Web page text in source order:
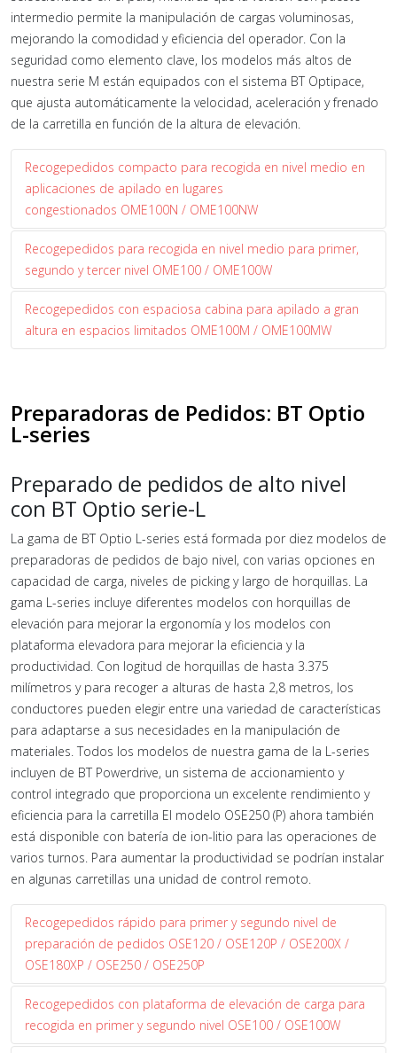
intermedio permite la manipulación de cargas voluminosas,
mejorando la comodidad y eficiencia del operador. Con la
seguridad como elemento clave, los modelos más altos de
nuestra serie M están equipados con el sistema BT Optipace,
que ajusta automáticamente la velocidad, aceleración y frenado
de la carretilla en función de la altura de elevación.
Recogepedidos compacto para recogida en nivel medio en
aplicaciones de apilado en lugares
congestionados OME100N / OME100NW
Recogepedidos para recogida en nivel medio para primer,
segundo y tercer nivel OME100 / OME100W
Recogepedidos con espaciosa cabina para apilado a gran
altura en espacios limitados OME100M / OME100MW
Preparadoras de Pedidos: BT Optio
L-series
Preparado de pedidos de alto nivel
con BT Optio serie-L
La gama de BT Optio L-series está formada por diez modelos de
preparadoras de pedidos de bajo nivel, con varias opciones en
capacidad de carga, niveles de picking y largo de horquillas. La
gama L-series incluye diferentes modelos con horquillas de
elevación para mejorar la ergonomía y los modelos con
plataforma elevadora para mejorar la eficiencia y la
productividad. Con logitud de horquillas de hasta 3.375
milímetros y para recoger a alturas de hasta 2,8 metros, los
conductores pueden elegir entre una variedad de características
para adaptarse a sus necesidades en la manipulación de
materiales. Todos los modelos de nuestra gama de la L-series
incluyen de BT Powerdrive, un sistema de accionamiento y
control integrado que proporciona un excelente rendimiento y
eficiencia para la carretilla El modelo OSE250 (P) ahora también
está disponible con batería de ion-litio para las operaciones de
varios turnos. Para aumentar la productividad se podrían instalar
en algunas carretillas una unidad de control remoto.
Recogepedidos rápido para primer y segundo nivel de
preparación de pedidos OSE120 / OSE120P / OSE200X /
OSE180XP / OSE250 / OSE250P
Recogepedidos con plataforma de elevación de carga para
recogida en primer y segundo nivel OSE100 / OSE100W